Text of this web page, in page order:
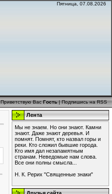
Пятница, 07.08.2026
Приветствую Вас Гость|Подпишись на RSS
Лента
Мы не знаем. Но они знают. Камни
знают. Даже знают деревья. И
помнят. Помнят, кто назвал горы и
реки. Кто сложил бывшие города.
Кто имя дал незапамятным
странам. Неведомые нам слова.
Все они полны смысла...
Н. К. Рерих "Священные знаки"